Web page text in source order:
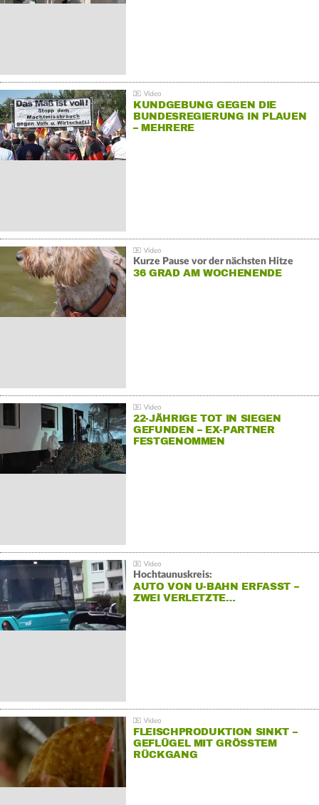
KUNDGEBUNG GEGEN DIE
BUNDESREGIERUNG IN PLAUEN
– MEHRERE
Kurze Pause vor der nächsten Hitze
36 GRAD AM WOCHENENDE
22-JÄHRIGE TOT IN SIEGEN
GEFUNDEN – EX-PARTNER
FESTGENOMMEN
Hochtaunuskreis:
AUTO VON U-BAHN ERFASST –
ZWEI VERLETZTE…
FLEISCHPRODUKTION SINKT –
GEFLÜGEL MIT GRÖSSTEM R
ÜCKGANG